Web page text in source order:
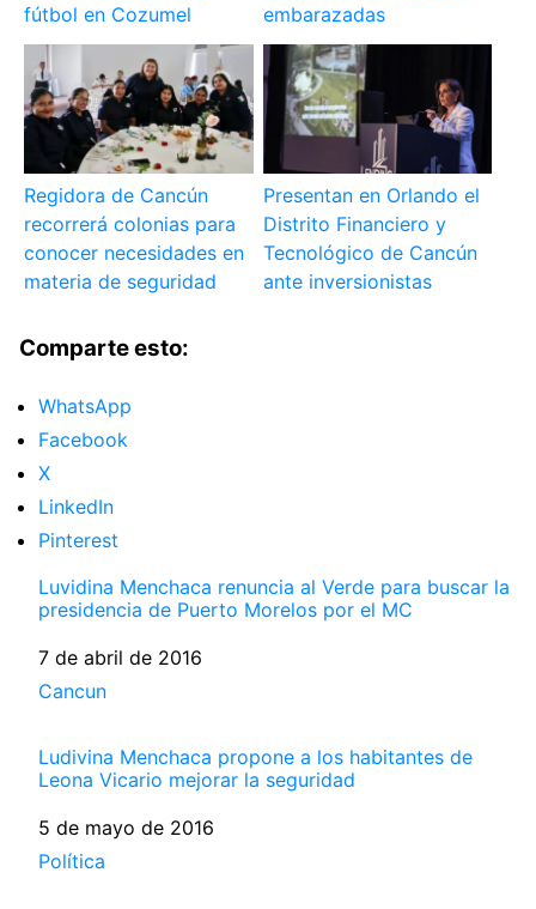
fútbol en Cozumel
embarazadas
Regidora de Cancún
recorrerá colonias para
conocer necesidades en
materia de seguridad
Presentan en Orlando el
Distrito Financiero y
Tecnológico de Cancún
ante inversionistas
Comparte esto:
WhatsApp
Facebook
X
LinkedIn
Pinterest
Luvidina Menchaca renuncia al Verde para buscar la
presidencia de Puerto Morelos por el MC
Fecha
7 de abril de 2016
Respecto a
Cancun
Ludivina Menchaca propone a los habitantes de
Leona Vicario mejorar la seguridad
Fecha
5 de mayo de 2016
Respecto a
Política